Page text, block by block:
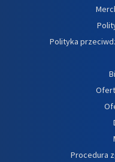
Polityka
Procedura